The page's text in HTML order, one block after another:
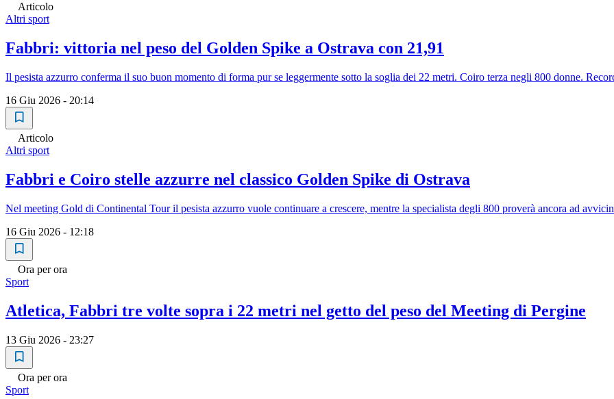
Articolo
Altri sport
Fabbri: vittoria nel peso del Golden Spike a Ostrava con 21,91
Il pesista azzurro conferma il suo buon momento di forma pur se leggermente sotto la soglia dei 22 metri. Coiro terza negli 800 donne.
16 Giu 2026 - 20:14
Articolo
Altri sport
Fabbri e Coiro stelle azzurre nel classico Golden Spike di Ostrava
Nel meeting Gold di Continental Tour il pesista azzurro vuole continuare a crescere, mentre la specialista degli 800 proverà ancora ad
16 Giu 2026 - 12:18
Ora per ora
Sport
Atletica, Fabbri tre volte sopra i 22 metri nel getto del peso del Meeting di Pergine
13 Giu 2026 - 23:27
Ora per ora
Sport